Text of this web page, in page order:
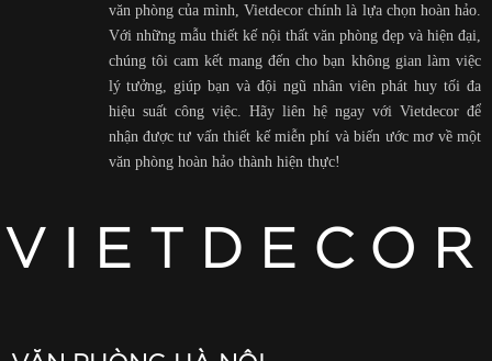
văn phòng của mình, Vietdecor chính là lựa chọn hoàn hảo.
Với những mẫu thiết kế nội thất văn phòng đẹp và hiện đại,
chúng tôi cam kết mang đến cho bạn không gian làm việc
lý tưởng, giúp bạn và đội ngũ nhân viên phát huy tối đa
hiệu suất công việc. Hãy liên hệ ngay với Vietdecor để
nhận được tư vấn thiết kế miễn phí và biến ước mơ về một
văn phòng hoàn hảo thành hiện thực!
VIETDECOR